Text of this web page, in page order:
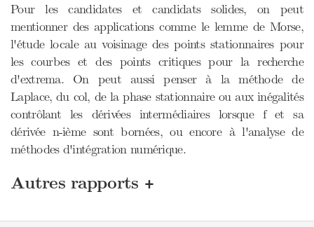
Pour les candidates et candidats solides, on peut
mentionner des applications comme le lemme de Morse,
l'étude locale au voisinage des points stationnaires pour
les courbes et des points critiques pour la recherche
d'extrema. On peut aussi penser à la méthode de
Laplace, du col, de la phase stationnaire ou aux inégalités
contrôlant les dérivées intermédiaires lorsque f et sa
dérivée n-ième sont bornées, ou encore à l'analyse de
méthodes d'intégration numérique.
Autres rapports +